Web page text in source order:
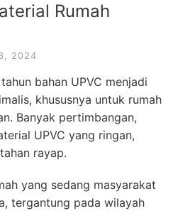
Rumah
2024
bahan UPVC menjadi
khususnya untuk rumah
Banyak pertimbangan,
UPVC yang ringan,
rayap.
yang sedang masyarakat
tergantung pada wilayah